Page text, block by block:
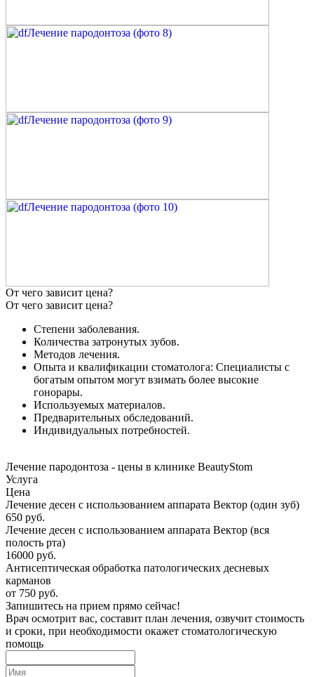
От чего зависит цена?
От чего зависит цена?
Степени заболевания.
Количества затронутых зубов.
Методов лечения.
Опыта и квалификации стоматолога: Специалисты с
богатым опытом могут взимать более высокие
гонорары.
Используемых материалов.
Предварительных обследований.
Индивидуальных потребностей.
Лечение пародонтоза - цены в клинике BeautyStom
Услуга
Цена
Лечение десен с использованием аппарата Вектор (один зуб)
650 руб.
Лечение десен с использованием аппарата Вектор (вся
полость рта)
16000 руб.
Антисептическая обработка патологических десневых
карманов
от 750 руб.
Запишитесь на прием прямо сейчас!
Врач осмотрит вас, составит план лечения, озвучит стоимость
и сроки, при необходимости окажет стоматологическую
помощь